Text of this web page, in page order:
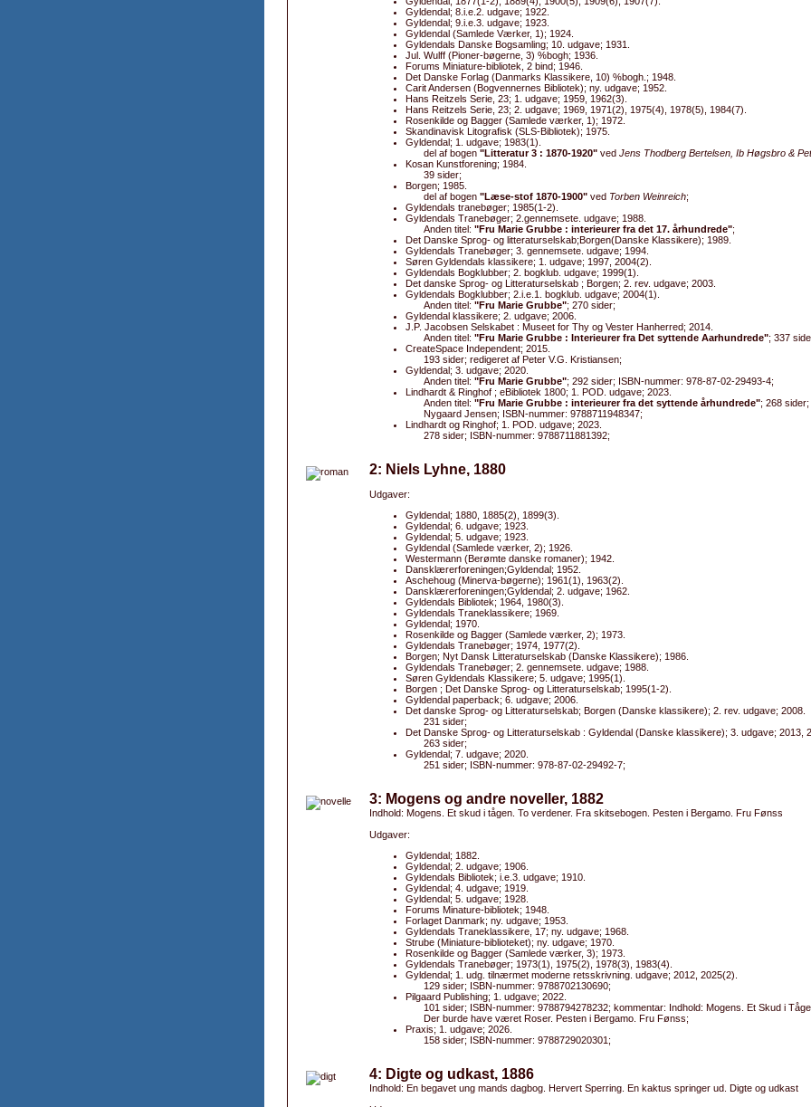
Gyldendal; 8.i.e.2. udgave; 1922.
Gyldendal; 9.i.e.3. udgave; 1923.
Gyldendal (Samlede Værker, 1); 1924.
Gyldendals Danske Bogsamling; 10. udgave; 1931.
Jul. Wulff (Pioner-bøgerne, 3) %bogh; 1936.
Forums Miniature-bibliotek, 2 bind; 1946.
Det Danske Forlag (Danmarks Klassikere, 10) %bogh.; 1948.
Carit Andersen (Bogvennernes Bibliotek); ny. udgave; 1952.
Hans Reitzels Serie, 23; 1. udgave; 1959, 1962(3).
Hans Reitzels Serie, 23; 2. udgave; 1969, 1971(2), 1975(4), 1978(5), 1984(7).
Rosenkilde og Bagger (Samlede værker, 1); 1972.
Skandinavisk Litografisk (SLS-Bibliotek); 1975.
Gyldendal; 1. udgave; 1983(1).
del af bogen "Litteratur 3 : 1870-1920" ved Jens Thodberg Bertelsen, Ib Høgsbro &
Kosan Kunstforening; 1984.
39 sider;
Borgen; 1985.
del af bogen "Læse-stof 1870-1900" ved Torben Weinreich;
Gyldendals tranebøger; 1985(1-2).
Gyldendals Tranebøger; 2.gennemsete. udgave; 1988.
Anden titel: "Fru Marie Grubbe : interieurer fra det 17. århundrede";
Det Danske Sprog- og litteraturselskab;Borgen(Danske Klassikere); 1989.
Gyldendals Tranebøger; 3. gennemsete. udgave; 1994.
Søren Gyldendals klassikere; 1. udgave; 1997, 2004(2).
Gyldendals Bogklubber; 2. bogklub. udgave; 1999(1).
Det danske Sprog- og Litteraturselskab ; Borgen; 2. rev. udgave; 2003.
Gyldendals Bogklubber; 2.i.e.1. bogklub. udgave; 2004(1).
Anden titel: "Fru Marie Grubbe"; 270 sider;
Gyldendal klassikere; 2. udgave; 2006.
J.P. Jacobsen Selskabet : Museet for Thy og Vester Hanherred; 2014.
Anden titel: "Fru Marie Grubbe : Interieurer fra Det syttende Aarhundrede"; 337
CreateSpace Independent; 2015.
193 sider; redigeret af Peter V.G. Kristiansen;
Gyldendal; 3. udgave; 2020.
Anden titel: "Fru Marie Grubbe"; 292 sider; ISBN-nummer: 978-87-02-29493-4;
Lindhardt & Ringhof ; eBibliotek 1800; 1. POD. udgave; 2023.
Anden titel: "Fru Marie Grubbe : interieurer fra det syttende århundrede"; 268
Nygaard Jensen; ISBN-nummer: 9788711948347;
Lindhardt og Ringhof; 1. POD. udgave; 2023.
278 sider; ISBN-nummer: 9788711881392;
2: Niels Lyhne, 1880
Udgaver:
Gyldendal; 1880, 1885(2), 1899(3).
Gyldendal; 6. udgave; 1923.
Gyldendal; 5. udgave; 1923.
Gyldendal (Samlede værker, 2); 1926.
Westermann (Berømte danske romaner); 1942.
Dansklærerforeningen;Gyldendal; 1952.
Aschehoug (Minerva-bøgerne); 1961(1), 1963(2).
Dansklærerforeningen;Gyldendal; 2. udgave; 1962.
Gyldendals Bibliotek; 1964, 1980(3).
Gyldendals Traneklassikere; 1969.
Gyldendal; 1970.
Rosenkilde og Bagger (Samlede værker, 2); 1973.
Gyldendals Tranebøger; 1974, 1977(2).
Borgen; Nyt Dansk Litteraturselskab (Danske Klassikere); 1986.
Gyldendals Tranebøger; 2. gennemsete. udgave; 1988.
Søren Gyldendals Klassikere; 5. udgave; 1995(1).
Borgen ; Det Danske Sprog- og Litteraturselskab; 1995(1-2).
Gyldendal paperback; 6. udgave; 2006.
Det danske Sprog- og Litteraturselskab; Borgen (Danske klassikere); 2. rev. udgave; 2008.
231 sider;
Det Danske Sprog- og Litteraturselskab : Gyldendal (Danske klassikere); 3. udgave; 2013,
263 sider;
Gyldendal; 7. udgave; 2020.
251 sider; ISBN-nummer: 978-87-02-29492-7;
3: Mogens og andre noveller, 1882
Indhold: Mogens. Et skud i tågen. To verdener. Fra skitsebogen. Pesten i Bergamo. Fru Fønss
Udgaver:
Gyldendal; 1882.
Gyldendal; 2. udgave; 1906.
Gyldendals Bibliotek; i.e.3. udgave; 1910.
Gyldendal; 4. udgave; 1919.
Gyldendal; 5. udgave; 1928.
Forums Minature-bibliotek; 1948.
Forlaget Danmark; ny. udgave; 1953.
Gyldendals Traneklassikere, 17; ny. udgave; 1968.
Strube (Miniature-biblioteket); ny. udgave; 1970.
Rosenkilde og Bagger (Samlede værker, 3); 1973.
Gyldendals Tranebøger; 1973(1), 1975(2), 1978(3), 1983(4).
Gyldendal; 1. udg. tilnærmet moderne retsskrivning. udgave; 2012, 2025(2).
129 sider; ISBN-nummer: 9788702130690;
Pilgaard Publishing; 1. udgave; 2022.
101 sider; ISBN-nummer: 9788794278232; kommentar: Indhold: Mogens. Et Skud i
Der burde have været Roser. Pesten i Bergamo. Fru Fønss;
Praxis; 1. udgave; 2026.
158 sider; ISBN-nummer: 9788729020301;
4: Digte og udkast, 1886
Indhold: En begavet ung mands dagbog. Hervert Sperring. En kaktus springer ud. Digte og udkast